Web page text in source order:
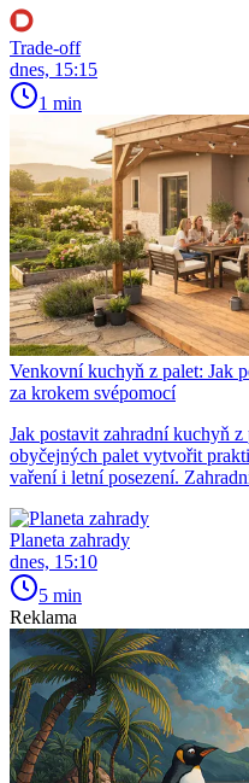
Trade-off
dnes, 15:15
1 min
Venkovní kuchyň z palet: Jak
za krokem svépomocí
Jak postavit zahradní kuchyň
obyčejných palet vytvořit
vaření i letní posezení.
Planeta zahrady
dnes, 15:10
5 min
Reklama